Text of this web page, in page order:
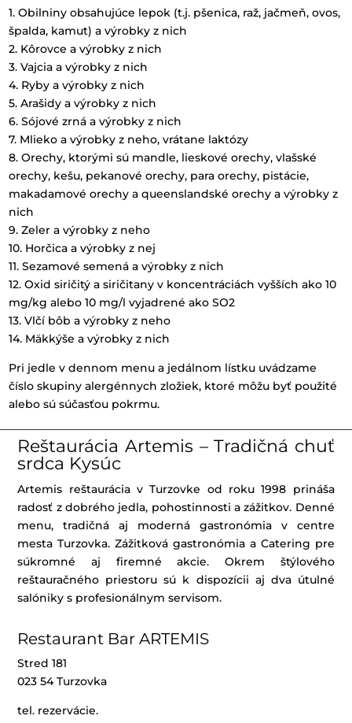
1. Obilniny obsahujúce lepok (t.j. pšenica, raž, jačmeň, ovos,
špalda, kamut) a výrobky z nich
2. Kôrovce a výrobky z nich
3. Vajcia a výrobky z nich
4. Ryby a výrobky z nich
5. Arašidy a výrobky z nich
6. Sójové zrná a výrobky z nich
7. Mlieko a výrobky z neho, vrátane laktózy
8. Orechy, ktorými sú mandle, lieskové orechy, vlašské
orechy, kešu, pekanové orechy, para orechy, pistácie,
makadamové orechy a queenslandské orechy a výrobky z
nich
9. Zeler a výrobky z neho
10. Horčica a výrobky z nej
11. Sezamové semená a výrobky z nich
12. Oxid siričitý a siričitany v koncentráciách vyšších ako 10
mg/kg alebo 10 mg/l vyjadrené ako SO2
13. Vlčí bôb a výrobky z neho
14. Mäkkýše a výrobky z nich
Pri jedle v dennom menu a jedálnom lístku uvádzame
číslo skupiny alergénnych zložiek, ktoré môžu byť použité
alebo sú súčasťou pokrmu.
Reštaurácia Artemis – Tradičná chuť
srdca Kysúc
Artemis reštaurácia v Turzovke od roku 1998 prináša
radosť z dobrého jedla, pohostinnosti a zážitkov. Denné
menu, tradičná aj moderná gastronómia v centre
mesta Turzovka. Zážitková gastronómia a Catering pre
súkromné aj firemné akcie. Okrem štýlového
reštauračného priestoru sú k dispozícii aj dva útulné
salóniky s profesionálnym servisom.
Restaurant Bar ARTEMIS
Stred 181
023 54 Turzovka
tel. rezervácie.